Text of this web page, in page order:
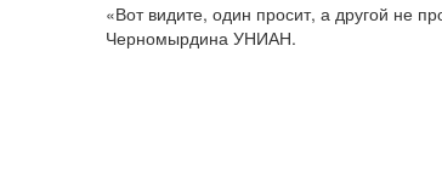
«Вот видите, один просит, а другой не
Черномырдина УНИАН.